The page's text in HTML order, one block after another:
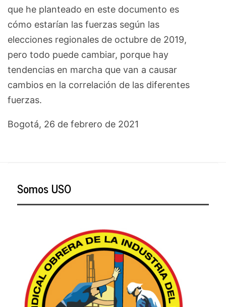
que he planteado en este documento es
cómo estarían las fuerzas según las
elecciones regionales de octubre de 2019,
pero todo puede cambiar, porque hay
tendencias en marcha que van a causar
cambios en la correlación de las diferentes
fuerzas.
Bogotá, 26 de febrero de 2021
Somos USO